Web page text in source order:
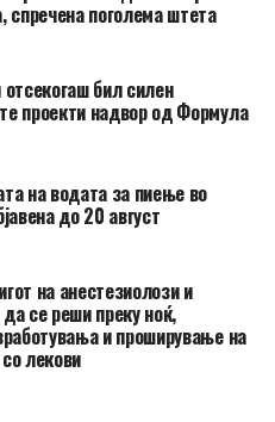
спречена поголема штета
бил силен
проекти надвор од Формула
на водата за пиење во
до 20 август
на анестезиолози и
се реши преку ноќ,
и проширување на
лекови